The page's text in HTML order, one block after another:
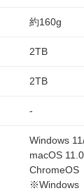
約160g
2TB
2TB
-
Windows
macOS
ChromeOS
※Windows